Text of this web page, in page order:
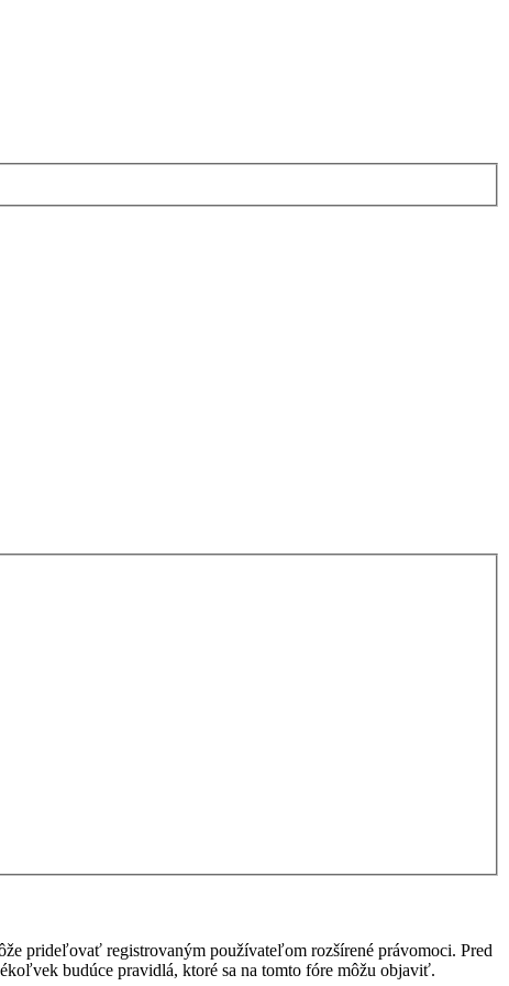
prideľovať registrovaným používateľom rozšírené právomoci. Pred
budúce pravidlá, ktoré sa na tomto fóre môžu objaviť.